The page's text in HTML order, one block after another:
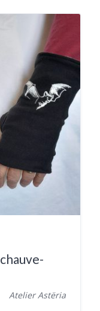
Atelier Astëria